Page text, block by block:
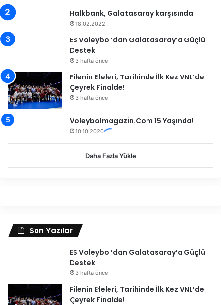
i
o
u
Ö
E
L
R
)
Halkbank, Galatasaray karşısında
18.02.2022
ES Voleybol’dan Galatasaray’a Güçlü
Destek
3 hafta önce
Filenin Efeleri, Tarihinde İlk Kez VNL’de
Çeyrek Finalde!
3 hafta önce
Voleybolmagazin.Com 15 Yaşında!
10.10.2020
Daha Fazla Yükle
Son Yazılar
ES Voleybol’dan Galatasaray’a Güçlü
Destek
3 hafta önce
Filenin Efeleri, Tarihinde İlk Kez VNL’de
Çeyrek Finalde!